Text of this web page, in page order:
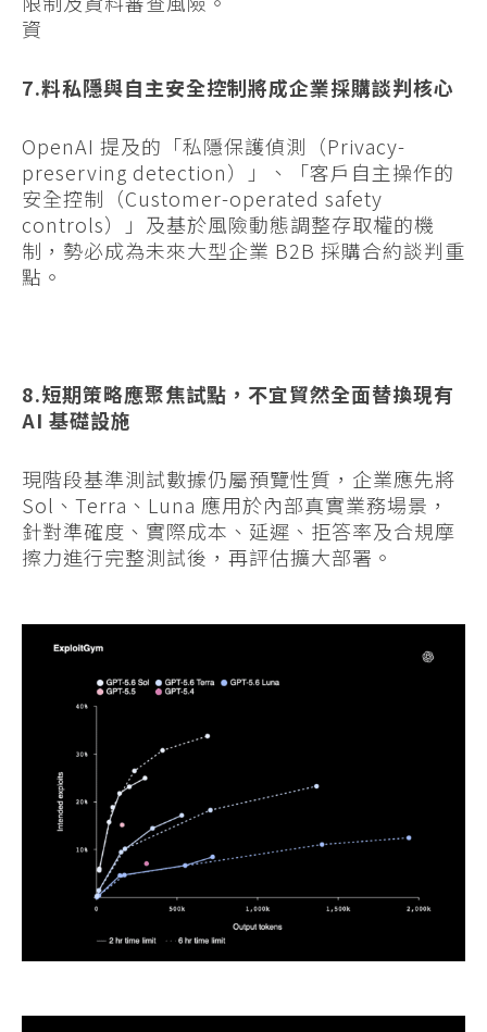
資
7.料私隱與自主安全控制將成企業採購談判核心
OpenAI 提及的「私隱保護偵測（Privacy-
preserving detection）」、「客戶自主操作的
安全控制（Customer-operated safety
controls）」及基於風險動態調整存取權的機
制，勢必成為未來大型企業 B2B 採購合約談判重
點。
8.短期策略應聚焦試點，不宜貿然全面替換現有
AI 基礎設施
現階段基準測試數據仍屬預覽性質，企業應先將
Sol、Terra、Luna 應用於內部真實業務場景，
針對準確度、實際成本、延遲、拒答率及合規摩
擦力進行完整測試後，再評估擴大部署。